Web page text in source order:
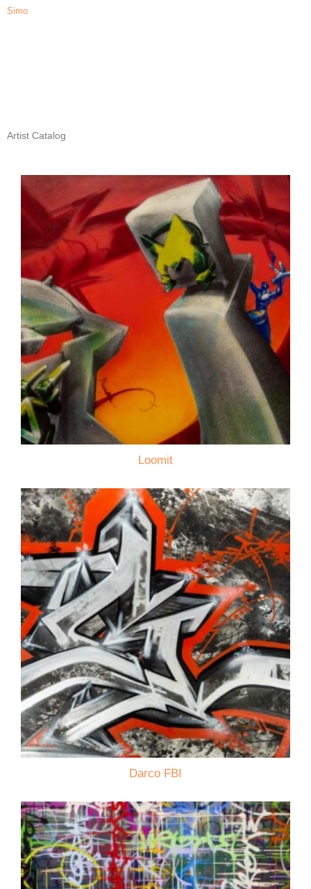
Simo
Artist Catalog
Loomit
Darco FBI